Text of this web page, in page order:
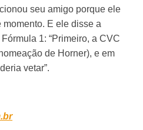
seu amigo porque ele
momento. E ele disse a
1: “Primeiro, a CVC
de Horner), e em
vetar”.